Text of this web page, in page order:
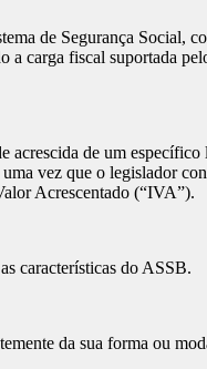
de Segurança Social,
carga fiscal suportada
de um
vez que o legislador
Acrescentado (“IVA”).
características do ASSB.
da sua forma ou